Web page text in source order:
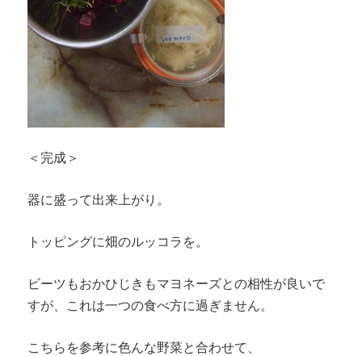
＜完成＞
器に盛って出来上がり。
トッピングに畑のルッコラを。
ビーツもおかひじきもマヨネーズとの相性が良いで
すが、これは一つの食べ方に過ぎません。
こちらを参考に色んな野菜と合わせて、